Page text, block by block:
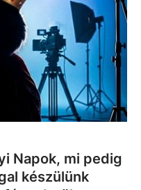
Napok, mi pedig
készülünk